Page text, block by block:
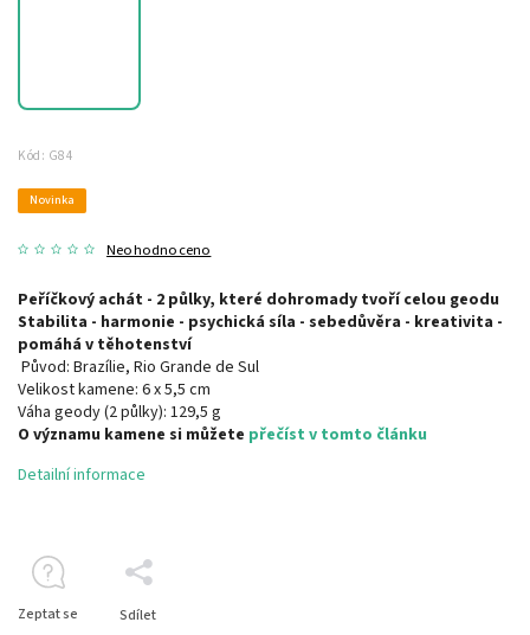
Kód: G84
Novinka
Neohodnoceno
Peříčkový achát - 2 půlky, které dohromady tvoří celou geodu
Stabilita - harmonie - psychická síla - sebedůvěra - kreativita -
pomáhá v těhotenství
Původ: Brazílie, Rio Grande de Sul
Velikost kamene: 6 x 5,5 cm
Váha geody (2 půlky): 129,5 g
O významu kamene si můžete přečíst v tomto článku
Detailní informace
Zeptat se Sdílet